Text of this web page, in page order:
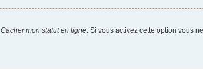
Cacher mon statut en ligne. Si vous activez cette option vous